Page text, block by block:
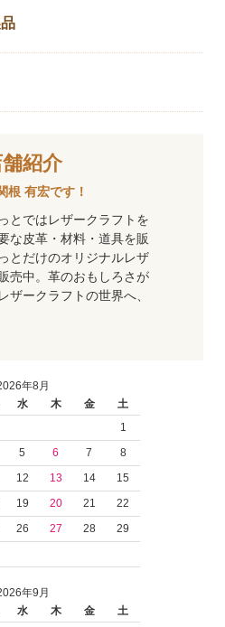
紹介
根 有宏です！
とではレザークラフトを
な皮革・材料・道具を販
とだけのオリジナルレザ
売中。革のおもしろさが
ザークラフトの世界へ、
年8月
水 木 金
土
1
5 6 7
8
12 13 14
15
19 20 21
22
26 27 28
29
年9月
水 木 金
土